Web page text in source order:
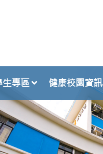
生專區 健康校園資訊